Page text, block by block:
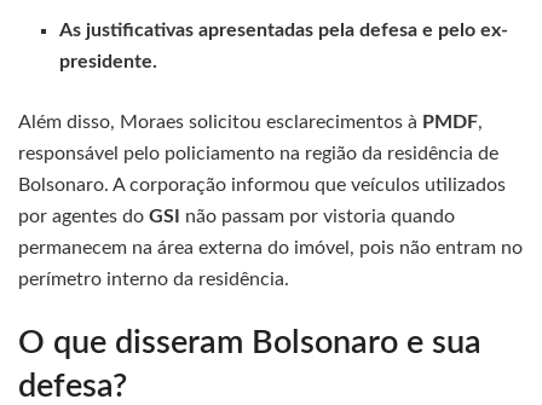
As justificativas apresentadas pela defesa e pelo ex-
presidente.
Além disso, Moraes solicitou esclarecimentos à PMDF,
responsável pelo policiamento na região da residência de
Bolsonaro. A corporação informou que veículos utilizados
por agentes do GSI
não passam por vistoria quando
permanecem na área externa do imóvel, pois não entram no
perímetro interno da residência.
O que disseram Bolsonaro e sua
defesa?